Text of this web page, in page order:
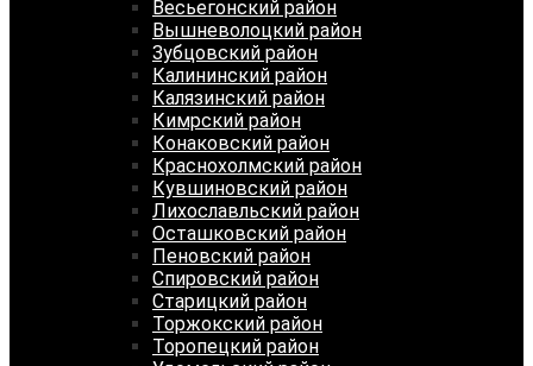
Весьегонский район
Вышневолоцкий район
Зубцовский район
Калининский район
Калязинский район
Кимрский район
Конаковский район
Краснохолмский район
Кувшиновский район
Лихославльский район
Осташковский район
Пеновский район
Спировский район
Старицкий район
Торжокский район
Торопецкий район